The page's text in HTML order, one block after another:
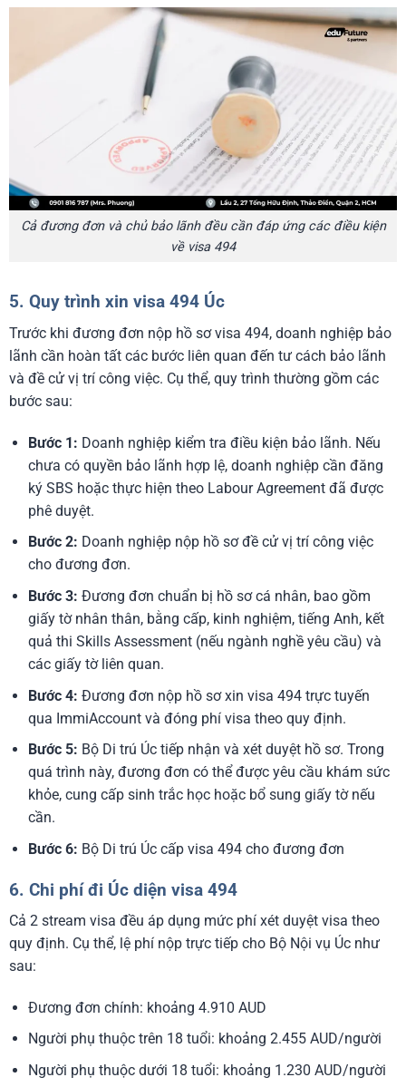
Cả đương đơn và chủ bảo lãnh đều cần đáp ứng các điều kiện
về visa 494
5. Quy trình xin visa 494 Úc
Trước khi đương đơn nộp hồ sơ visa 494, doanh nghiệp bảo
lãnh cần hoàn tất các bước liên quan đến tư cách bảo lãnh
và đề cử vị trí công việc. Cụ thể, quy trình thường gồm các
bước sau:
Bước 1: Doanh nghiệp kiểm tra điều kiện bảo lãnh. Nếu
chưa có quyền bảo lãnh hợp lệ, doanh nghiệp cần đăng
ký SBS hoặc thực hiện theo Labour Agreement đã được
phê duyệt.
Bước 2: Doanh nghiệp nộp hồ sơ đề cử vị trí công việc
cho đương đơn.
Bước 3: Đương đơn chuẩn bị hồ sơ cá nhân, bao gồm
giấy tờ nhân thân, bằng cấp, kinh nghiệm, tiếng Anh, kết
quả thi Skills Assessment (nếu ngành nghề yêu cầu) và
các giấy tờ liên quan.
Bước 4: Đương đơn nộp hồ sơ xin visa 494 trực tuyến
qua ImmiAccount và đóng phí visa theo quy định.
Bước 5: Bộ Di trú Úc tiếp nhận và xét duyệt hồ sơ. Trong
quá trình này, đương đơn có thể được yêu cầu khám sức
khỏe, cung cấp sinh trắc học hoặc bổ sung giấy tờ nếu
cần.
Bước 6: Bộ Di trú Úc cấp visa 494 cho đương đơn
6. Chi phí đi Úc diện visa 494
Cả 2 stream visa đều áp dụng mức phí xét duyệt visa theo
quy định. Cụ thể, lệ phí nộp trực tiếp cho Bộ Nội vụ Úc như
sau:
Đương đơn chính: khoảng 4.910 AUD
Người phụ thuộc trên 18 tuổi: khoảng 2.455 AUD/người
Người phụ thuộc dưới 18 tuổi: khoảng 1.230 AUD/người